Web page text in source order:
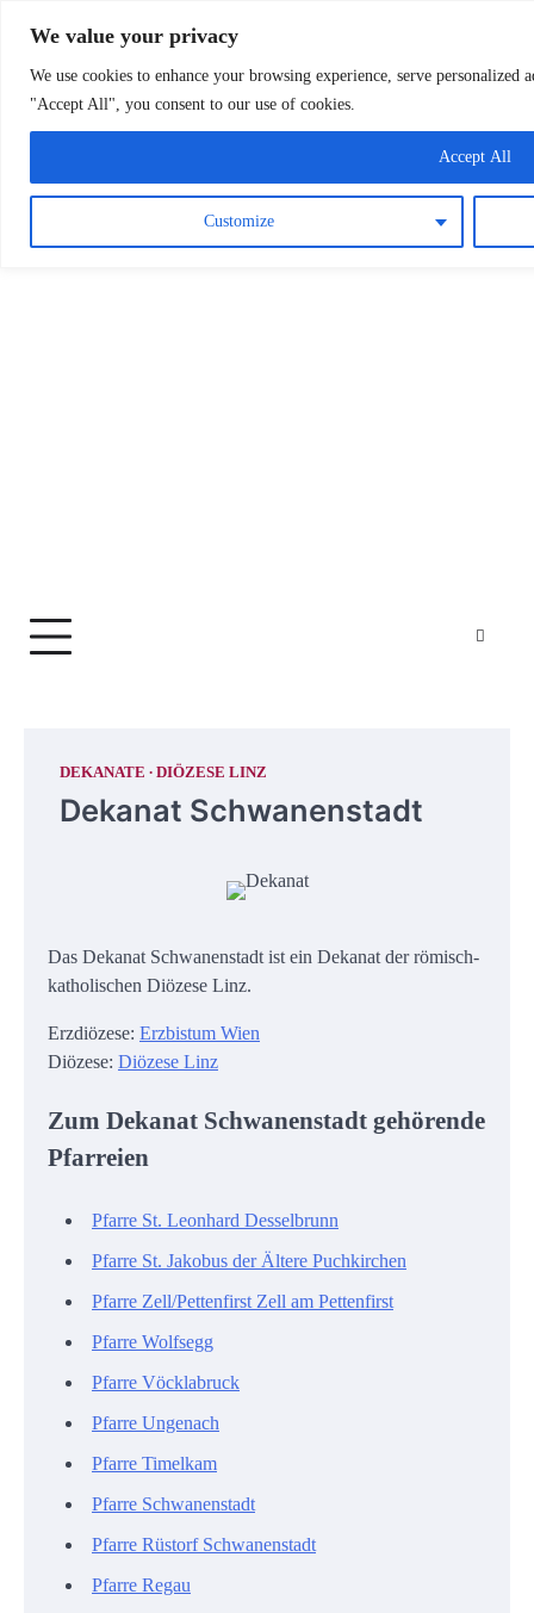
We value your privacy
We use cookies to enhance your browsing experience, serve
"Accept All", you consent to our use of cookies.
Customize
Accept All
content
Osterreichische Pfarreie
DEKANATE DIÖZESE LINZ
Dekanat Schwanenstadt
Das Dekanat Schwanenstadt ist ein Dekanat der römisch-
katholischen Diözese Linz.
Erzdiözese: Erzbistum Wien
Diözese: Diözese Linz
Zum Dekanat Schwanenstadt gehörende
Pfarreien
Pfarre St. Leonhard Desselbrunn
Pfarre St. Jakobus der Ältere Puchkirchen
Pfarre Zell/Pettenfirst Zell am Pettenfirst
Pfarre Wolfsegg
Pfarre Vöcklabruck
Pfarre Ungenach
Pfarre Timelkam
Pfarre Schwanenstadt
Pfarre Rüstorf Schwanenstadt
Pfarre Regau